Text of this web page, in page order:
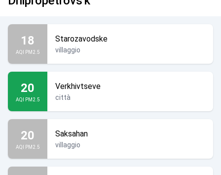
18
AQI PM2.5
Starozavodske
villaggio
20
AQI PM2.5
Verkhivtseve
città
20
AQI PM2.5
Saksahan
villaggio